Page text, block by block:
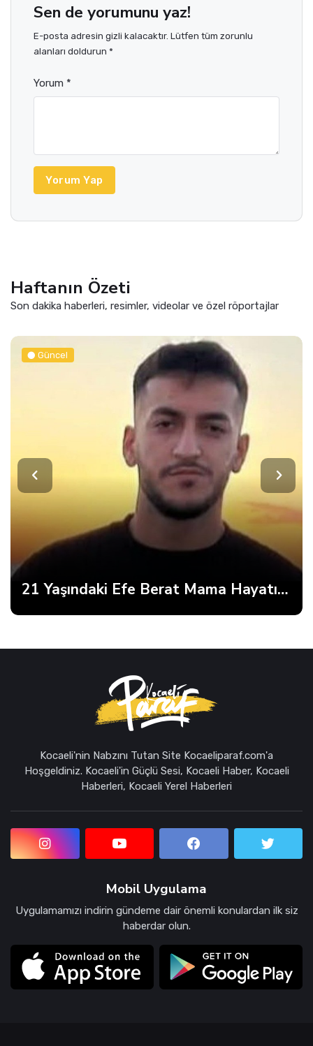
Sen de yorumunu yaz!
E-posta adresin gizli kalacaktır. Lütfen tüm zorunlu
alanları doldurun *
Yorum *
Yorum Yap
Haftanın Özeti
Son dakika haberleri, resimler, videolar ve özel röportajlar
21 Yaşındaki Efe Berat Mama Hayatını Kaybetti
Kocaeli'nin Nabzını Tutan Site Kocaeliparaf.com'a
Hoşgeldiniz. Kocaeli'in Güçlü Sesi, Kocaeli Haber, Kocaeli
Haberleri, Kocaeli Yerel Haberleri
Mobil Uygulama
Uygulamamızı indirin gündeme dair önemli konulardan ilk siz
haberdar olun.